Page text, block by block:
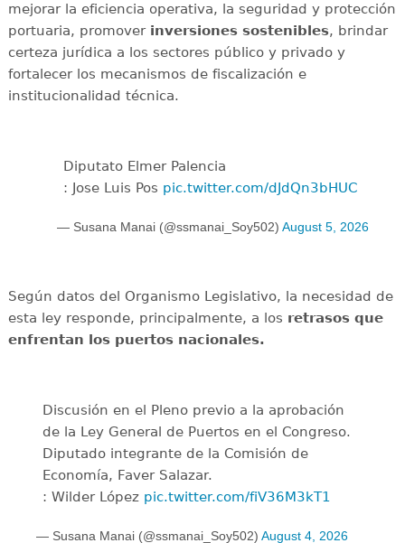
mejorar la eficiencia operativa, la seguridad y protección
portuaria, promover inversiones sostenibles, brindar
certeza jurídica a los sectores público y privado y
fortalecer los mecanismos de fiscalización e
institucionalidad técnica.
Diputato Elmer Palencia
: Jose Luis Pos pic.twitter.com/dJdQn3bHUC
— Susana Manai (@ssmanai_Soy502) August 5, 2026
Según datos del Organismo Legislativo, la necesidad de
esta ley responde, principalmente, a los retrasos que
enfrentan los puertos nacionales.
Discusión en el Pleno previo a la aprobación
de la Ley General de Puertos en el Congreso.
Diputado integrante de la Comisión de
Economía, Faver Salazar.
: Wilder López pic.twitter.com/fiV36M3kT1
— Susana Manai (@ssmanai_Soy502) August 4, 2026